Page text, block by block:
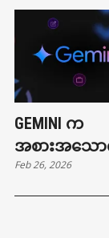
GEMINI က
အစားအသော
တာနဲ့ ကားခေါ်
တွေ လုပ်ပေး
Feb 26, 2026